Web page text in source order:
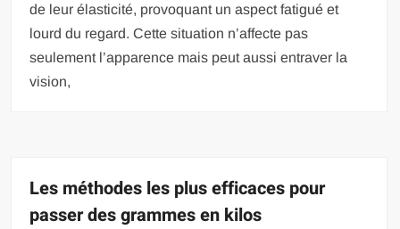
de leur élasticité, provoquant un aspect fatigué et
lourd du regard. Cette situation n’affecte pas
seulement l’apparence mais peut aussi entraver la
vision,
Les méthodes les plus efficaces pour
passer des grammes en kilos